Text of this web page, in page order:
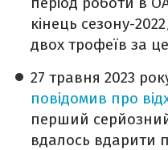
кінець сезону-
двох трофеїв за
27 травня 2023
повідомив про
перший
вдалось вдарити